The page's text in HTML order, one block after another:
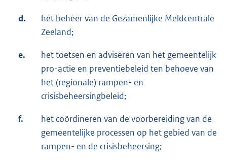
d.
het beheer van de Gezamenlijke Meldcentrale
Zeeland;
e.
het toetsen en adviseren van het gemeentelijk
pro-actie en preventiebeleid ten behoeve van
het (regionale) rampen- en
crisisbeheersingbeleid;
f.
het coördineren van de voorbereiding van de
gemeentelijke processen op het gebied van de
rampen- en de crisisbeheersing;